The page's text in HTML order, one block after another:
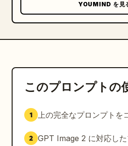
YOUMIND を見
このプロンプトの
1 上の完全なプロンプトを
2 GPT Image 2 に対応し